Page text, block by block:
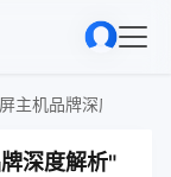
主机品牌深度解析"
深度解析"